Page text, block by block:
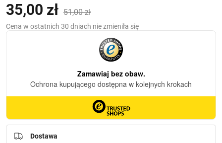
51,00zł
Pierwotna
cena
35,00 zł
Aktualna
cena
Cena w ostatnich 30 dniach nie zmieniła się
Dostawa